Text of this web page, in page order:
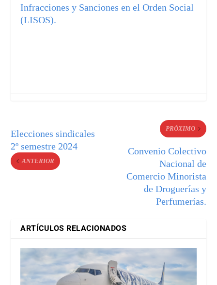
Infracciones y Sanciones en el Orden Social
(LISOS).
Elecciones sindicales
2º semestre 2024
ANTERIOR
PRÓXIMO
Convenio Colectivo
Nacional de
Comercio Minorista
de Droguerías y
Perfumerías.
ARTÍCULOS RELACIONADOS